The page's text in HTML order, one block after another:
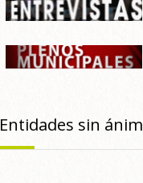
Entidades sin